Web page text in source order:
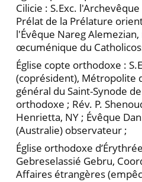
Cilicie : S.Exc.
Prélat de la Prélature
l'Évêque Nareg
œcuménique du
Église copte orthodoxe :
(coprésident), Métropolite
général du Saint-Synode
orthodoxe ; Rév. P.
Henrietta, NY ; Évêque
(Australie) observateur ;
Église orthodoxe
Gebreselassié Gebru,
Affaires étrangères